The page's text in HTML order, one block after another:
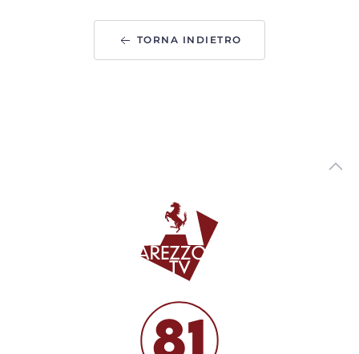
Variante via Tiziano. Piomboni: “non saranno torri.
Progetto di vera riqualificazione urbana”
Sicurezza del Territorio
00:01:55 - Martedì, 04 Agosto 2026
Caldo record in Toscana: Lamma: "luglio è stato il più
caldo degli ultimi secoli"
Sangue, l'appello di Avis e Giani: “Anche d'estate donare è
un gesto che salva la vita”
TORNA INDIETRO